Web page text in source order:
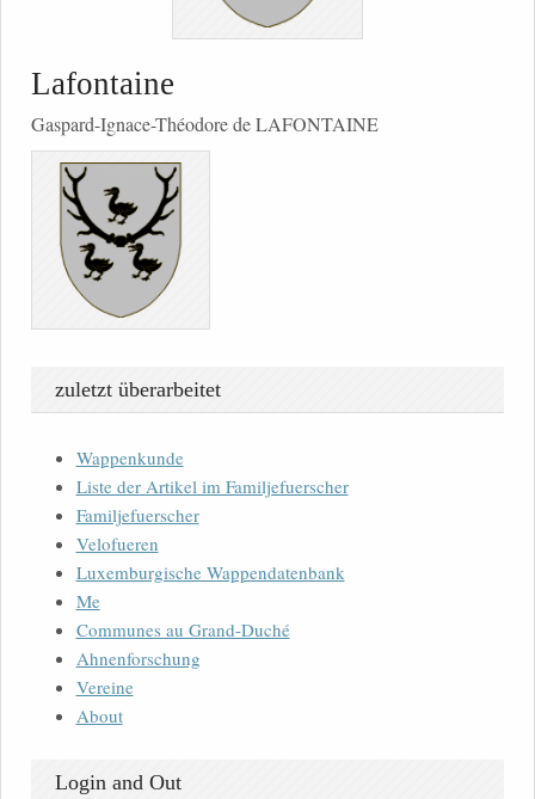
Lafontaine
Gaspard-Ignace-Théodore de LAFONTAINE
zuletzt überarbeitet
Wappenkunde
Liste der Artikel im Familjefuerscher
Familjefuerscher
Velofueren
Luxemburgische Wappendatenbank
Me
Communes au Grand-Duché
Ahnenforschung
Vereine
About
Login and Out